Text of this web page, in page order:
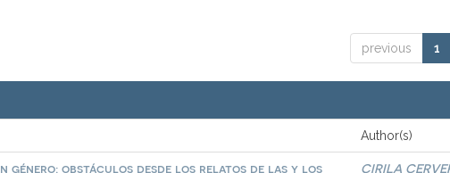
previous 1
Author(s)
género: obstáculos desde los relatos de las y los CIRILA